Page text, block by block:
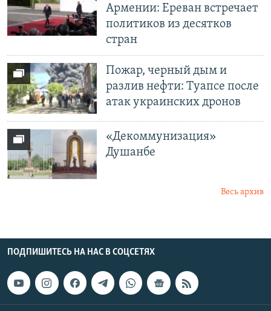
Армении: Ереван встречает
политиков из десятков
стран
Пожар, черный дым и
разлив нефти: Туапсе после
атак украинских дронов
«Декоммунизация»
Душанбе
Весь архив
ПОДПИШИТЕСЬ НА НАС В СОЦСЕТЯХ